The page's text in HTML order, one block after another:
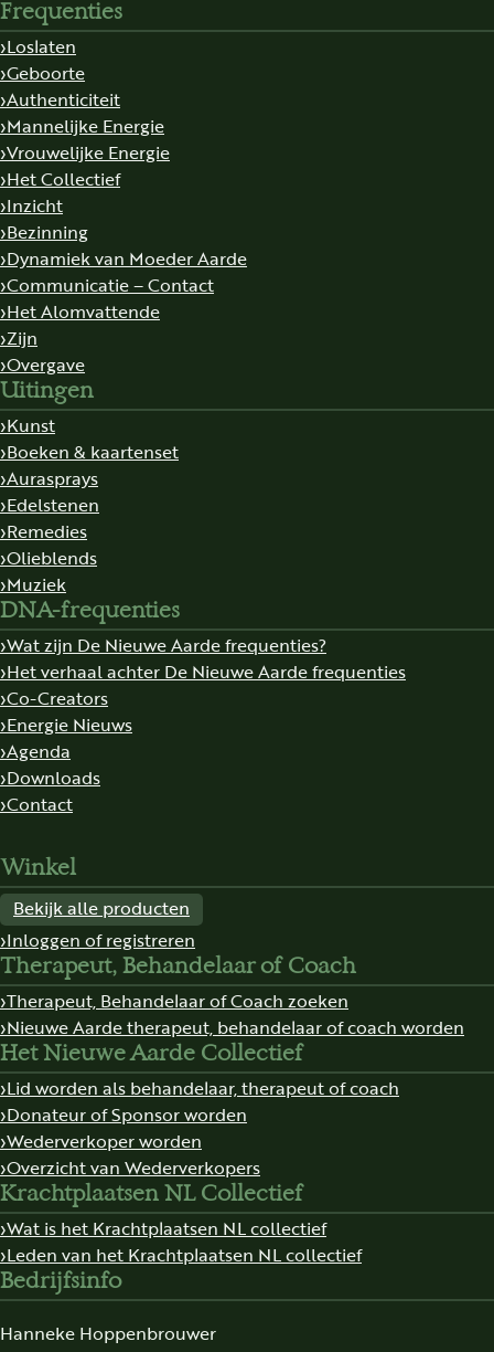
Frequenties
Loslaten
Geboorte
Authenticiteit
Mannelijke Energie
Vrouwelijke Energie
Het Collectief
Inzicht
Bezinning
Dynamiek van Moeder Aarde
Communicatie – Contact
Het Alomvattende
Zijn
Overgave
Uitingen
Kunst
Boeken & kaartenset
Aurasprays
Edelstenen
Remedies
Olieblends
Muziek
DNA-frequenties
Wat zijn De Nieuwe Aarde frequenties?
Het verhaal achter De Nieuwe Aarde frequenties
Co-Creators
Energie Nieuws
Agenda
Downloads
Contact
Winkel
Bekijk alle producten
Inloggen of registreren
Therapeut, Behandelaar of Coach
Therapeut, Behandelaar of Coach zoeken
Nieuwe Aarde therapeut, behandelaar of coach worden
Het Nieuwe Aarde Collectief
Lid worden als behandelaar, therapeut of coach
Donateur of Sponsor worden
Wederverkoper worden
Overzicht van Wederverkopers
Krachtplaatsen NL Collectief
Wat is het Krachtplaatsen NL collectief
Leden van het Krachtplaatsen NL collectief
Bedrijfsinfo
Hanneke Hoppenbrouwer